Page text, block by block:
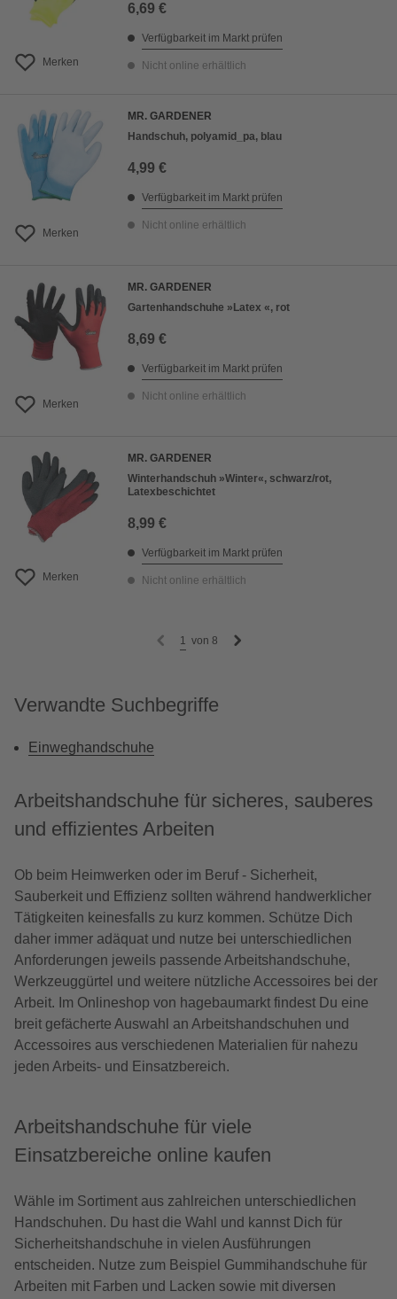
Merken
6,69 €
Verfügbarkeit im Markt prüfen
Nicht online erhältlich
Merken
MR. GARDENER
Handschuh, polyamid_pa, blau
4,99 €
Verfügbarkeit im Markt prüfen
Nicht online erhältlich
Merken
MR. GARDENER
Gartenhandschuhe »Latex «, rot
8,69 €
Verfügbarkeit im Markt prüfen
Nicht online erhältlich
Merken
MR. GARDENER
Winterhandschuh »Winter«, schwarz/rot,
Latexbeschichtet
8,99 €
Verfügbarkeit im Markt prüfen
Nicht online erhältlich
1 von 8
Verwandte Suchbegriffe
Einweghandschuhe
Arbeitshandschuhe für sicheres, sauberes
und effizientes Arbeiten
Ob beim Heimwerken oder im Beruf - Sicherheit,
Sauberkeit und Effizienz sollten während handwerklicher
Tätigkeiten keinesfalls zu kurz kommen. Schütze Dich
daher immer adäquat und nutze bei unterschiedlichen
Anforderungen jeweils passende Arbeitshandschuhe,
Werkzeuggürtel und weitere nützliche Accessoires bei der
Arbeit. Im Onlineshop von hagebaumarkt findest Du eine
breit gefächerte Auswahl an Arbeitshandschuhen und
Accessoires aus verschiedenen Materialien für nahezu
jeden Arbeits- und Einsatzbereich.
Arbeitshandschuhe für viele
Einsatzbereiche online kaufen
Wähle im Sortiment aus zahlreichen unterschiedlichen
Handschuhen. Du hast die Wahl und kannst Dich für
Sicherheitshandschuhe in vielen Ausführungen
entscheiden. Nutze zum Beispiel Gummihandschuhe für
Arbeiten mit Farben und Lacken sowie mit diversen